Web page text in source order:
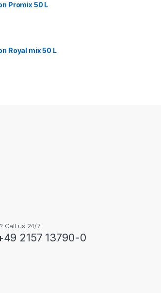
Promix 50 L
Royal mix 50 L
Call us 24/7!
2157 13790-0